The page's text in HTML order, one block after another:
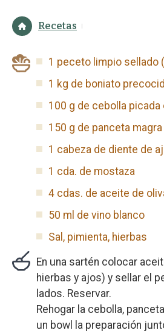
Recetas
1 peceto limpio sellado
1 kg de boniato
100 g de cebolla picada
150 g de panceta
1 cabeza de diente de
1 cda. de mostaza
4 cdas. de aceite de
50 ml de vino blanco
Sal, pimienta, hierbas
En una sartén colocar
hierbas y ajos) y sellar el
lados. Reservar.
Rehogar la cebolla,
un bowl la preparación